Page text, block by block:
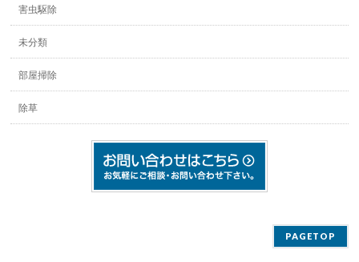
害虫駆除
未分類
部屋掃除
除草
PAGETOP